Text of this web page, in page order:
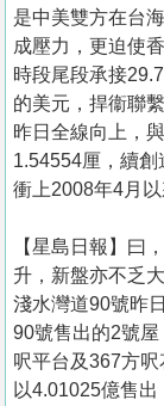
是中美雙方在台
成壓力，更迫使
時段尾段承接
的美元，捍衞聯
昨日全線向上，
1.54554厘，續創
衝上2008年4月
【星島日報】曰
升，新盤亦不乏
淺水灣道90號昨
90號售出的2號
呎平台及367方
以4.01025億售